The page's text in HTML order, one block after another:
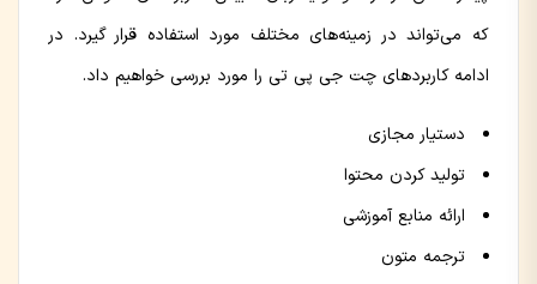
که می‌تواند در زمینه‌های مختلف مورد استفاده قرار گیرد. در
ادامه کاربردهای چت جی پی تی را مورد بررسی خواهیم داد.
دستیار مجازی
تولید کردن محتوا
ارائه منابع آموزشی
ترجمه متون